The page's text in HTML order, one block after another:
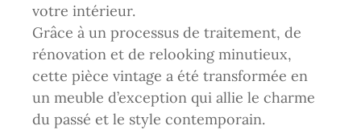
votre intérieur.
Grâce à un processus de traitement, de
rénovation et de relooking minutieux,
cette pièce vintage a été transformée en
un meuble d’exception qui allie le charme
du passé et le style contemporain.